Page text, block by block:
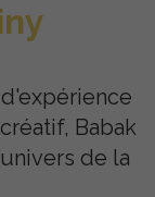
Babak
de la